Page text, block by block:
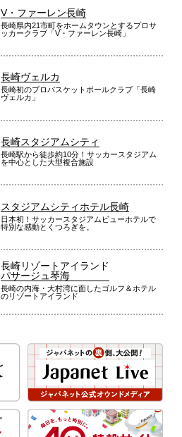
V・ファーレン長崎
長崎県内21市町をホームタウンとするプロサ
ッカークラブ「V・ファーレン長崎」
長崎ヴェルカ
長崎初のプロバスケットボールクラブ「長崎
ヴェルカ」
長崎スタジアムシティ
長崎駅から徒歩約10分！サッカースタジアム
を中心とした大型複合施設
スタジアムシティホテル長崎
日本初！サッカースタジアムビューホテルで
特別な感動とくつろぎを。
長崎リゾートアイランド
パサージュ琴海
長崎の内海・大村湾に面したゴルフ＆ホテル
のリゾートアイランド